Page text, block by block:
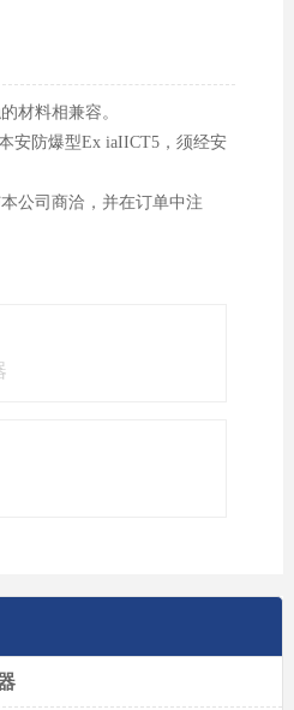
材料相兼容。
安防爆型Ex iaIICT5，须经安
公司商洽，并在订单中注